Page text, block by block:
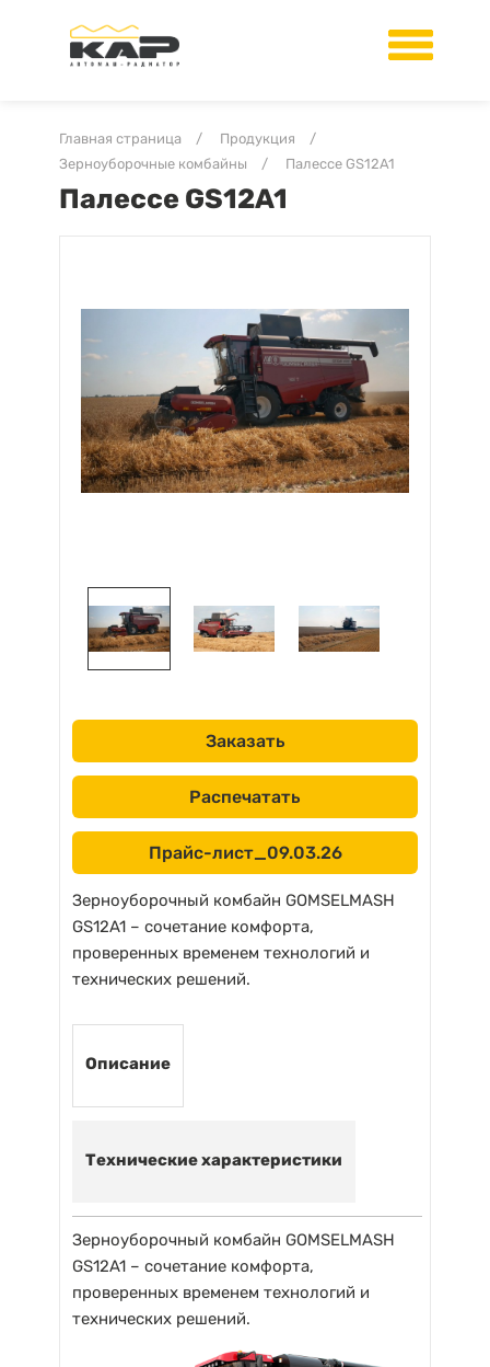
Главная страница / Продукция
/
Зерноуборочные комбайны
/ Палессе GS12A1
Палессе GS12A1
Заказать
Распечатать
Прайс-лист_09.03.26
Зерноуборочный комбайн GOMSELMASH
GS12A1 – сочетание комфорта,
проверенных временем технологий и
технических решений.
Описание
Технические характеристики
Зерноуборочный комбайн GOMSELMASH
GS12A1 – сочетание комфорта,
проверенных временем технологий и
технических решений.